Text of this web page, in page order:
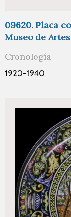
09620. Placa
Museo de
Cronología
1920-1940